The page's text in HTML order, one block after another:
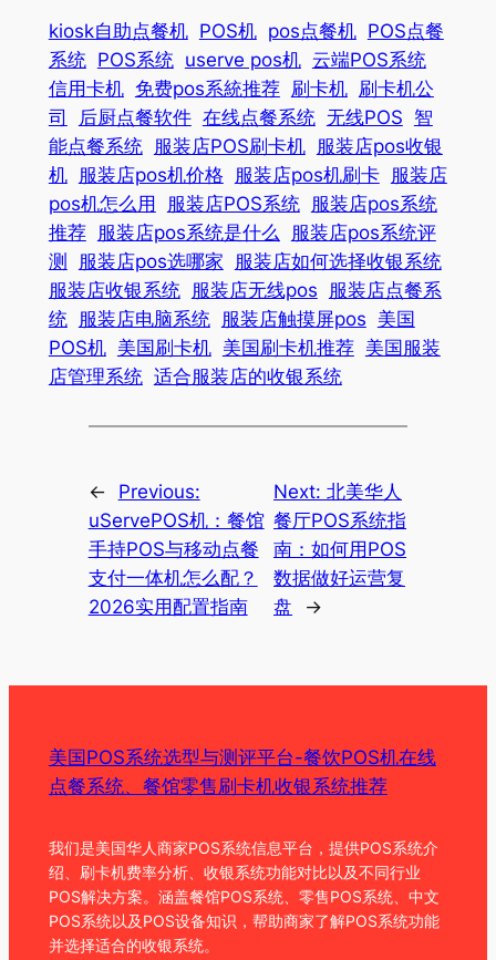
kiosk自助点餐机 POS机 pos点餐机 POS点餐
系统 POS系统 userve pos机 云端POS系统
信用卡机 免费pos系統推荐 刷卡机 刷卡机公
司
后厨点餐软件 在线点餐系统 无线POS 智
能点餐系统 服装店POS刷卡机 服装店pos收银
机 服装店pos机价格 服装店pos机刷卡 服装店
pos机怎么用
服装店POS系统 服装店pos系统
推荐 服装店pos系统是什么 服装店pos系统评
测
服装店pos选哪家 服装店如何选择收银系统
服装店收银系统 服装店无线pos 服装店点餐系
统 服装店电脑系统 服装店触摸屏pos 美国
POS机 美国刷卡机 美国刷卡机推荐 美国服装
店管理系统 适合服装店的收银系统
←
Previous:
uServePOS机：餐馆
手持POS与移动点餐
支付一体机怎么配？
2026实用配置指南
Next:北美华人
餐厅POS系统指
南：如何用POS
数据做好运营复
盘
→
美国POS系统选型与测评平台-餐饮POS机在线
点餐系统、餐馆零售刷卡机收银系统推荐
我们是美国华人商家POS系统信息平台，提供POS系统介
绍、刷卡机费率分析、收银系统功能对比以及不同行业
POS解决方案。涵盖餐馆POS系统、零售POS系统、中文
POS系统以及POS设备知识，帮助商家了解POS系统功能
并选择适合的收银系统。